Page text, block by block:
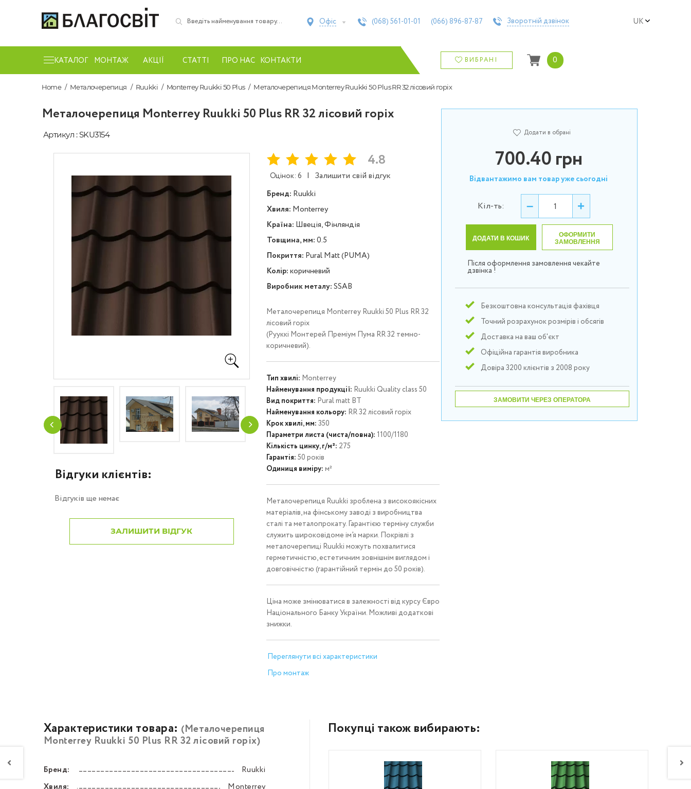
Офіс (068) 561-01-01 (066) 896-87-87 Зворотній дзвінок UK
КАТАЛОГ МОНТАЖ АКЦІЇ СТАТТІ ПРО НАС КОНТАКТИ ВИБРАНІ 0
Home Металочерепиця Ruukki Monterrey Ruukki 50 Plus Металочерепиця Моntеrrey Ruukki 50 Plus RR 32 лісовий горіх
Металочерепиця Моntеrrey Ruukki 50 Plus RR 32 лісовий горіх
Артикул : SKU3154
Відгуки клієнтів:
Відгуків ще немає
ЗАЛИШИТИ ВІДГУК
4.8
Оцінок: 6 | Залишити свій відгук
Бренд: Ruukki
Хвиля: Monterrey
Країна: Швеція, Фінляндія
Товщина, мм:0.5
Покриття: Pural Matt (PUMA)
Колір:коричневий
Виробник металу:SSAB
Металочерепиця Моntеrrey Ruukki 50 Plus RR 32
лісовий горіх
(Рууккі Монтерей Преміум Пума RR 32 темно-
коричневий).
Тип хвилі: Моntеrrey
Найменування продукції: Ruukki Quality class 50
Вид покриття: Pural matt BT
Найменування кольору: RR 32 лісовий горіх
Крок хвилі, мм: 350
Параметри листа (чиста/повна): 1100/1180
Кількість цинку, г/м²: 275
Гарантія: 50 років
Одиниця виміру: м²
Металочерепиця Ruukki зроблена з високоякісних
матеріалів, на фінському заводі з виробництва
сталі та металопрокату. Гарантією терміну служби
служить широковідоме ім’я марки. Покрівлі з
металочерепиці Ruukki можуть похвалитися
герметичністю, естетичним зовнішнім виглядом і
довговічністю (гарантійний термін до 50 років).
Ціна може змінюватися в залежності від курсу Євро
Національного Банку України. Можливі додаткові
знижки.
Переглянути всі характеристики
Про монтаж
Додати в обрані
700.40грн
Відвантажимо вам товар уже сьогодні
Кіл-ть: – +
ДОДАТИ В КОШИК
ОФОРМИТИ
ЗАМОВЛЕННЯ
Після оформлення замовлення чекайте
дзвінка !
Безкоштовна консультація фахівця
Точний розрахунок розмірів і обсягів
Доставка на ваш об'єкт
Офіційна гарантія виробника
Довіра 3200 клієнтів з 2008 року
ЗАМОВИТИ ЧЕРЕЗ ОПЕРАТОРА
Характеристики товара: (Металочерепиця
Моntеrrey Ruukki 50 Plus RR 32 лісовий горіх)
Бренд:
–––––––––––––––––––––––––––––––––––––––––––––
Ruukki
Покупці також вибирають: